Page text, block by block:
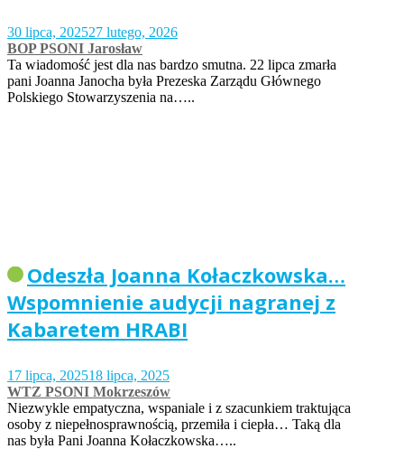
30 lipca, 202527 lutego, 2026
BOP PSONI Jarosław
Ta wiadomość jest dla nas bardzo smutna. 22 lipca zmarła
pani Joanna Janocha była Prezeska Zarządu Głównego
Polskiego Stowarzyszenia na…..
Odeszła Joanna Kołaczkowska…
Wspomnienie audycji nagranej z
Kabaretem HRABI
17 lipca, 202518 lipca, 2025
WTZ PSONI Mokrzeszów
Niezwykle empatyczna, wspaniale i z szacunkiem traktująca
osoby z niepełnosprawnością, przemiła i ciepła… Taką dla
nas była Pani Joanna Kołaczkowska…..